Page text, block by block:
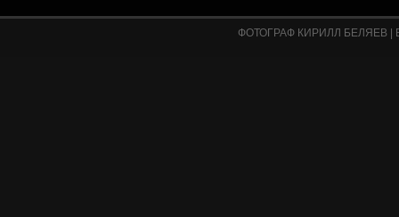
ФОТОГРАФ КИРИЛЛ БЕЛЯЕВ|